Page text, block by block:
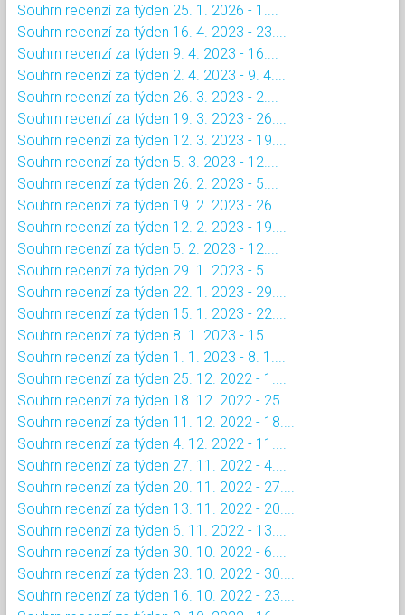
Souhrn recenzí za týden 25. 1. 2026 - 1....
Souhrn recenzí za týden 16. 4. 2023 - 23....
Souhrn recenzí za týden 9. 4. 2023 - 16....
Souhrn recenzí za týden 2. 4. 2023 - 9. 4....
Souhrn recenzí za týden 26. 3. 2023 - 2....
Souhrn recenzí za týden 19. 3. 2023 - 26....
Souhrn recenzí za týden 12. 3. 2023 - 19....
Souhrn recenzí za týden 5. 3. 2023 - 12....
Souhrn recenzí za týden 26. 2. 2023 - 5....
Souhrn recenzí za týden 19. 2. 2023 - 26....
Souhrn recenzí za týden 12. 2. 2023 - 19....
Souhrn recenzí za týden 5. 2. 2023 - 12....
Souhrn recenzí za týden 29. 1. 2023 - 5....
Souhrn recenzí za týden 22. 1. 2023 - 29....
Souhrn recenzí za týden 15. 1. 2023 - 22....
Souhrn recenzí za týden 8. 1. 2023 - 15....
Souhrn recenzí za týden 1. 1. 2023 - 8. 1....
Souhrn recenzí za týden 25. 12. 2022 - 1....
Souhrn recenzí za týden 18. 12. 2022 - 25....
Souhrn recenzí za týden 11. 12. 2022 - 18....
Souhrn recenzí za týden 4. 12. 2022 - 11....
Souhrn recenzí za týden 27. 11. 2022 - 4....
Souhrn recenzí za týden 20. 11. 2022 - 27....
Souhrn recenzí za týden 13. 11. 2022 - 20....
Souhrn recenzí za týden 6. 11. 2022 - 13....
Souhrn recenzí za týden 30. 10. 2022 - 6....
Souhrn recenzí za týden 23. 10. 2022 - 30....
Souhrn recenzí za týden 16. 10. 2022 - 23....